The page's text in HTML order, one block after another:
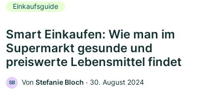
Einkaufsguide
Smart Einkaufen: Wie man im
Supermarkt gesunde und
preiswerte Lebensmittel findet
SB Von Stefanie Bloch ‧ 30. August 2024